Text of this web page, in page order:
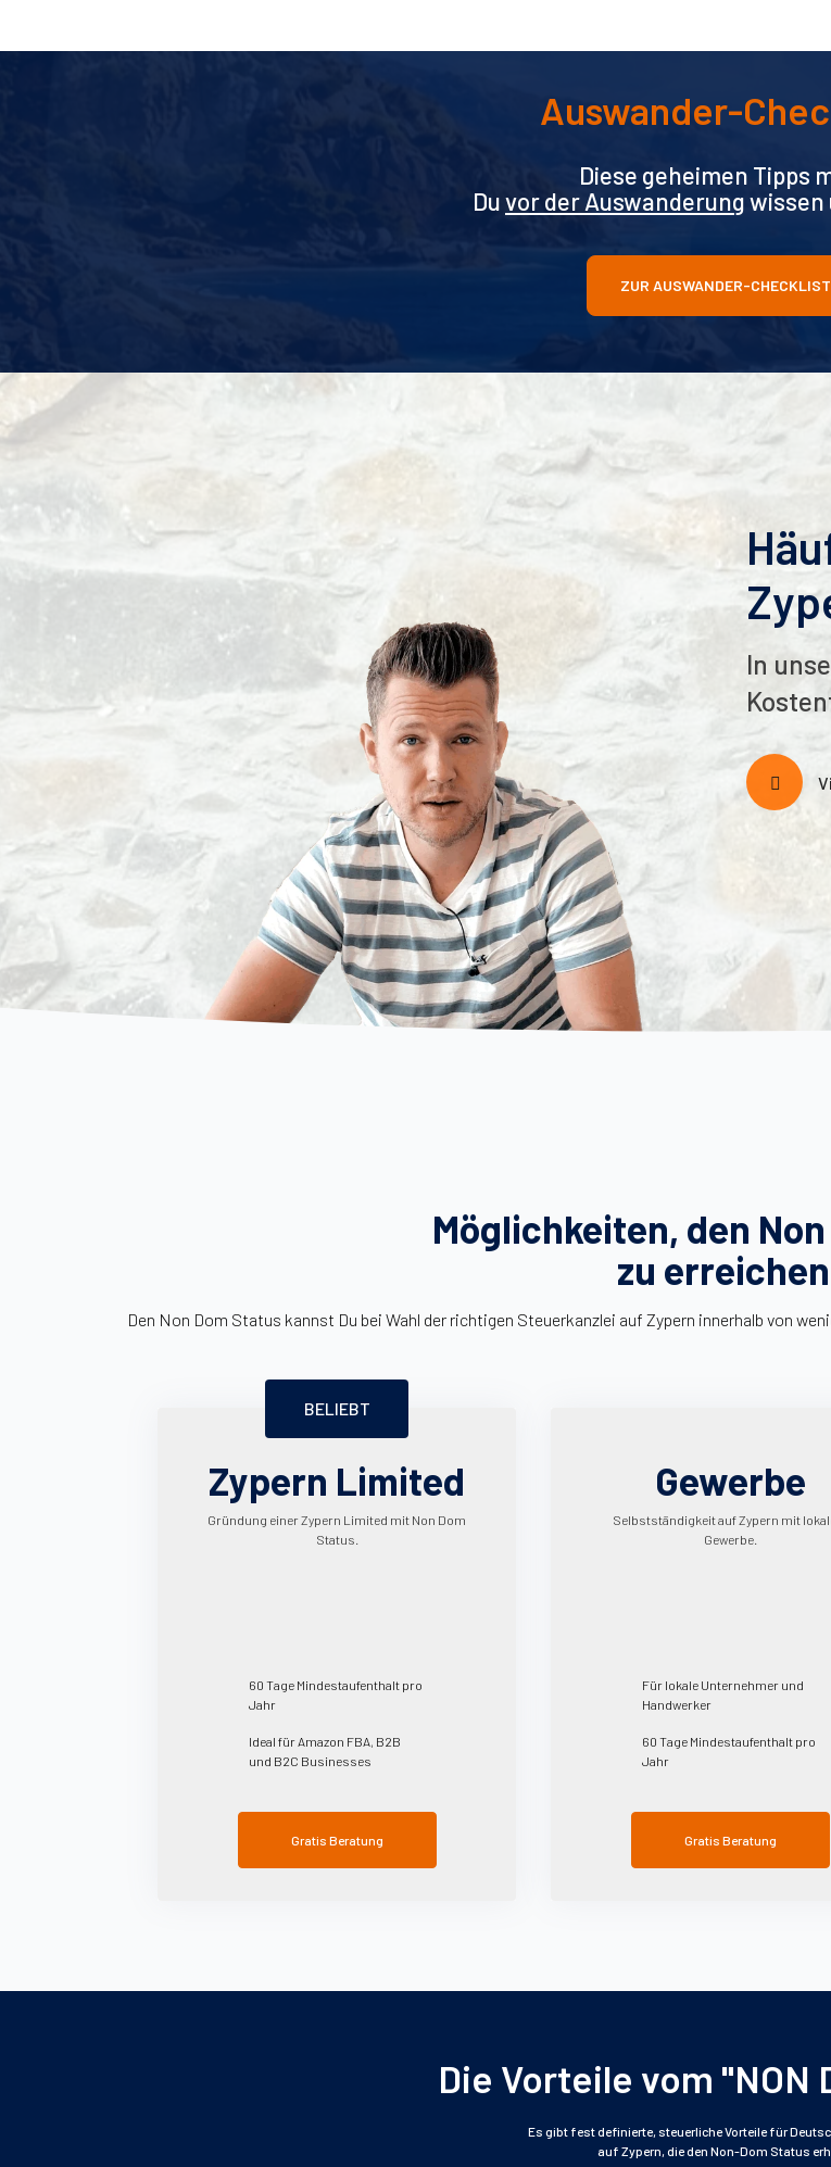
Auswander-
Diese geheimen Tipps
Duvor der Auswanderungwissen
ZUR AUSWANDER-
In
Möglichkeiten, den
zu
Den Non Dom Status kannst Du bei Wahl der richtigen Steuerkanzlei auf Zypern innerhalb von
BELIEBT
Zypern Limited
Gründung einer Zypern Limited mit Non Dom
Status.
60 Tage Mindestaufenthalt pro
Jahr
Ideal für Amazon FBA, B2B
und B2C Businesses
Gratis Beratung
Gewerbe
Selbstständigkeit auf Zypern mit
Gewerbe.
Für lokale Unternehmer und
Handwerker
60 Tage Mindestaufenthalt pro
Jahr
Gratis Beratung
Die Vorteile vom "NON
Es gibt fest definierte, steuerliche Vorteile für
auf Zypern, die den Non-Dom Status